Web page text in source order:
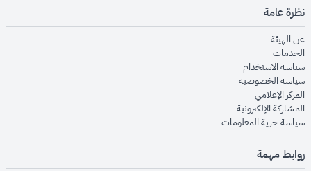
نظرة عامة
عن الهيئةopens in new window
الخدماتopens in new window
سياسة الاستخدام
سياسة الخصوصيةopens in new window
المركز الإعلاميopens in new window
المشاركة الإلكترونيةopens in new window
سياسة حرية المعلوماتopens in new window
روابط مهمة